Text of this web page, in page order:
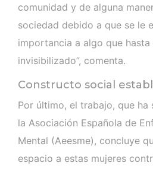
comunidad y de alguna
sociedad debido a que se le
importancia a algo que
invisibilizado”, comenta.
Constructo social
Por último, el trabajo, que
la Asociación Española de
Mental (Aeesme), concluye
espacio a estas mujeres